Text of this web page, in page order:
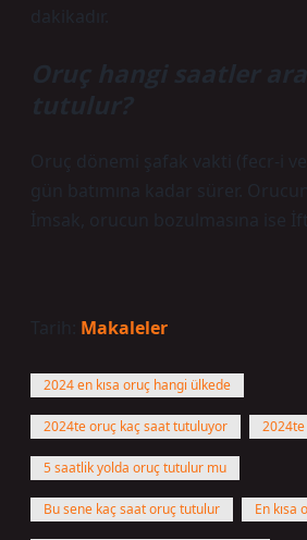
dakikadır.
Oruç hangi saatler
tutulur?
Oruç dönemi şafak vakti (fecr-i
gün batımına kadar sürer.
İmsak, orucun bozulmasına ise
Tarih: Makaleler
2024 en kısa oruç hangi ülkede
2024te oruç kaç saat tutuluyor
5 saatlik yolda oruç tutulur mu
Bu sene kaç saat oruç tutulur En kısa